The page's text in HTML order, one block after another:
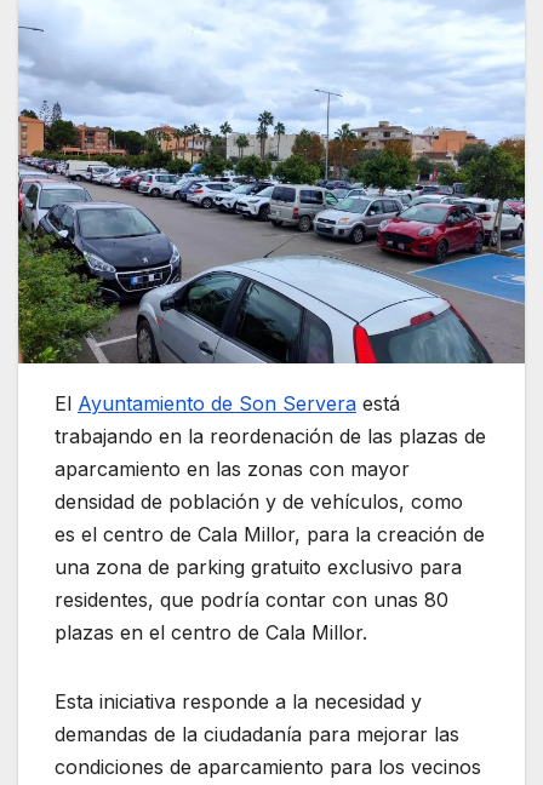
El Ayuntamiento de Son Servera está
trabajando en la reordenación de las plazas de
aparcamiento en las zonas con mayor
densidad de población y de vehículos, como
es el centro de Cala Millor, para la creación de
una zona de parking gratuito exclusivo para
residentes, que podría contar con unas 80
plazas en el centro de Cala Millor.
Esta iniciativa responde a la necesidad y
demandas de la ciudadanía para mejorar las
condiciones de aparcamiento para los vecinos